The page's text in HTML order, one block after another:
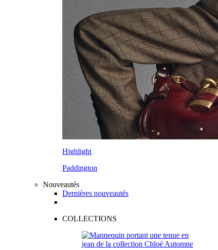
Highlight
Paddington
Nouveautés
Dernières nouveautés
COLLECTIONS